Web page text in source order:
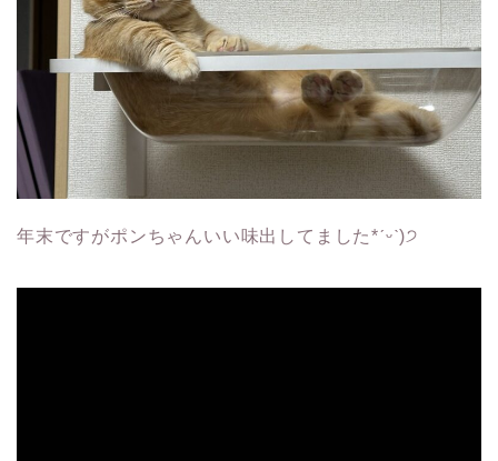
年末ですがポンちゃんいい味出してました*ˊᵕˋ)੭